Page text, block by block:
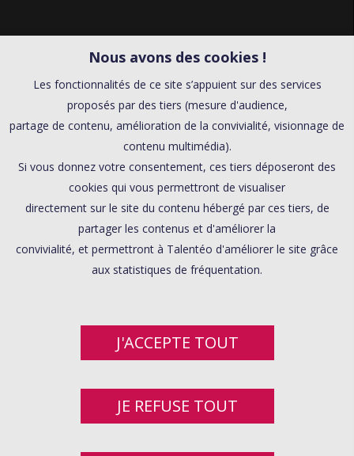
Nous avons des cookies !
Les fonctionnalités de ce site s’appuient sur des services
proposés par des tiers (mesure d'audience,
partage de contenu, amélioration de la convivialité, visionnage de
contenu multimédia).
Si vous donnez votre consentement, ces tiers déposeront des
cookies qui vous permettront de visualiser
directement sur le site du contenu hébergé par ces tiers, de
partager les contenus et d'améliorer la
convivialité, et permettront à Talentéo d'améliorer le site grâce
aux statistiques de fréquentation.
J'ACCEPTE TOUT
JE REFUSE TOUT